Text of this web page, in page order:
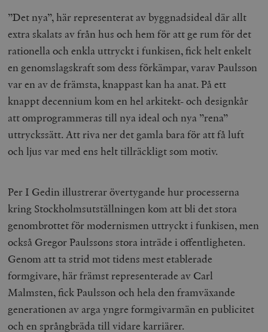
”Det nya”, här representerat av byggnadsideal där allt
extra skalats av från hus och hem för att ge rum för det
rationella och enkla uttryckt i funkisen, fick helt enkelt
en genomslagskraft som dess förkämpar, varav Paulsson
var en av de främsta, knappast kan ha anat. På ett
knappt decennium kom en hel arkitekt- och designkår
att omprogrammeras till nya ideal och nya ”rena”
uttryckssätt. Att riva ner det gamla bara för att få luft
och ljus var med ens helt tillräckligt som motiv.
Per I Gedin illustrerar övertygande hur processerna
kring Stockholmsutställningen kom att bli det stora
genombrottet för modernismen uttryckt i funkisen, men
också Gregor Paulssons stora inträde i offentligheten.
Genom att ta strid mot tidens mest etablerade
formgivare, här främst representerade av Carl
Malmsten, fick Paulsson och hela den framväxande
generationen av arga yngre formgivarmän en publicitet
och en språngbräda till vidare karriärer.